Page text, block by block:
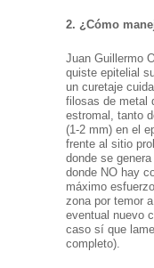
2. ¿Cómo
Juan Guillermo
quiste epitelial
un curetaje
filosas de metal
estromal, tanto
(1-2 mm) en el
frente al sitio
donde se
donde NO hay
máximo
zona por temor
eventual nuevo
caso sí que
completo).